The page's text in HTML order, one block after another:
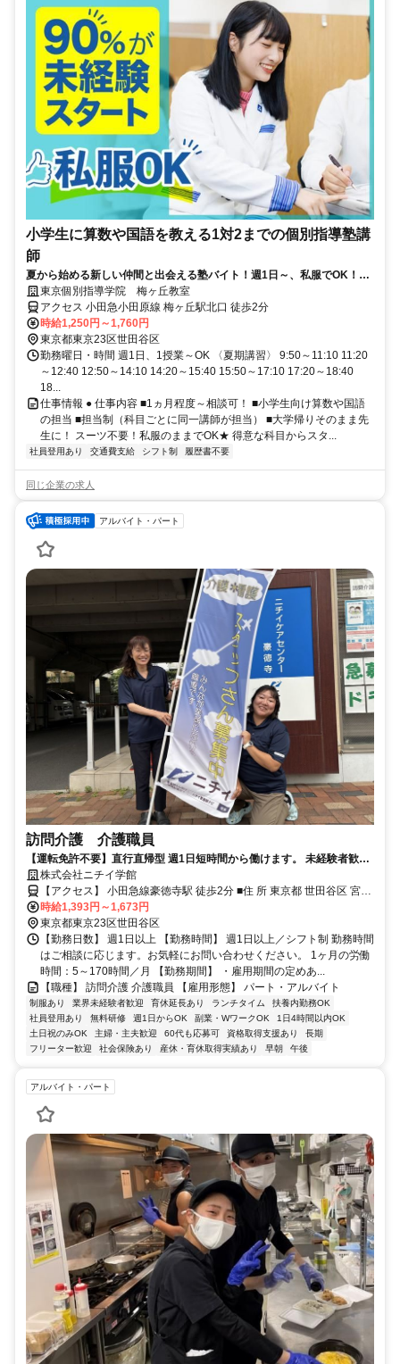
小学生に算数や国語を教える1対2までの個別指導塾講
師
夏から始める新しい仲間と出会える塾バイト！週1日～、私服でOK！テ
ストや帰省なども調整可能！
東京個別指導学院 梅ヶ丘教室
アクセス 小田急小田原線 梅ヶ丘駅北口 徒歩2分
時給1,250円～1,760円
東京都東京23区世田谷区
勤務曜日・時間 週1日、1授業～OK 〈夏期講習〉 9:50～11:10 11:20
～12:40 12:50～14:10 14:20～15:40 15:50～17:10 17:20～18:40
18...
仕事情報 ● 仕事内容 ■1ヵ月程度～相談可！ ■小学生向け算数や国語
の担当 ■担当制（科目ごとに同一講師が担当） ■大学帰りそのまま先
生に！ スーツ不要！私服のままでOK★ 得意な科目からスタ...
社員登用あり 交通費支給 シフト制 履歴書不要
同じ企業の求人
アルバイト・パート
訪問介護 介護職員
【運転免許不要】直行直帰型 週1日短時間から働けます。 未経験者歓
迎 東京都居住支援特別手当対象
株式会社ニチイ学館
【アクセス】 小田急線豪徳寺駅 徒歩2分 ■住 所 東京都 世田谷区 宮坂
2-27-26 ■アクセス 小田急線豪徳寺駅 徒歩2分
時給1,393円～1,673円
東京都東京23区世田谷区
【勤務日数】 週1日以上 【勤務時間】 週1日以上／シフト制 勤務時間
はご相談に応じます。お気軽にお問い合わせください。 1ヶ月の労働
時間：5～170時間／月 【勤務期間】 ・雇用期間の定めあ...
【職種】 訪問介護 介護職員 【雇用形態】 パート・アルバイト
制服あり 業界未経験者歓迎 育休延長あり ランチタイム
扶養内勤務OK
社員登用あり
無料研修 週1日からOK 副業・WワークOK
1日4時間以内OK
土日祝のみOK
主婦・主夫歓迎 60代も応募可 資格取得支援あり
長期
フリーター歓迎
社会保険あり 産休・育休取得実績あり 早朝 午後
アルバイト・パート